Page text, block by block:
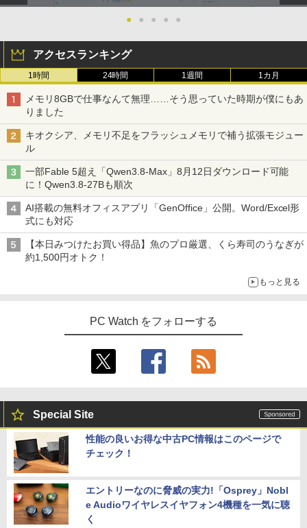
● ● ● ● ●
アクセスランキング
1時間 24時間 1週間 1カ月
メモリ8GBで仕事なんて無理……そう思っていた時期が僕にもあ
りました
キオクシア、メモリ不足をフラッシュメモリで補う拡張モジュー
ル
一部Fable 5超え「Qwen3.8-Max」8月12日ダウンロード可能
に！Qwen3.8-27Bも順次
AI搭載の無料オフィスアプリ「GenOffice」公開。Word/Excel形
式にも対応
【本日みつけたお買い得品】魚のプロ厳選、くら寿司のうなぎが
約1,500円オトク！
もっと見る
PC Watch をフォローする
Special Site
性能の良いお得な中古PC情報はこのページで
チェック！
エントリーなのに脅威の実力!「Osprey」Nobl
e Audioワイヤレスイヤフォン4機種を一気に聴
く